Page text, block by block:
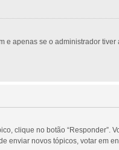
apenas se o administrador
clique no botão
enviar novos tópicos, votar em